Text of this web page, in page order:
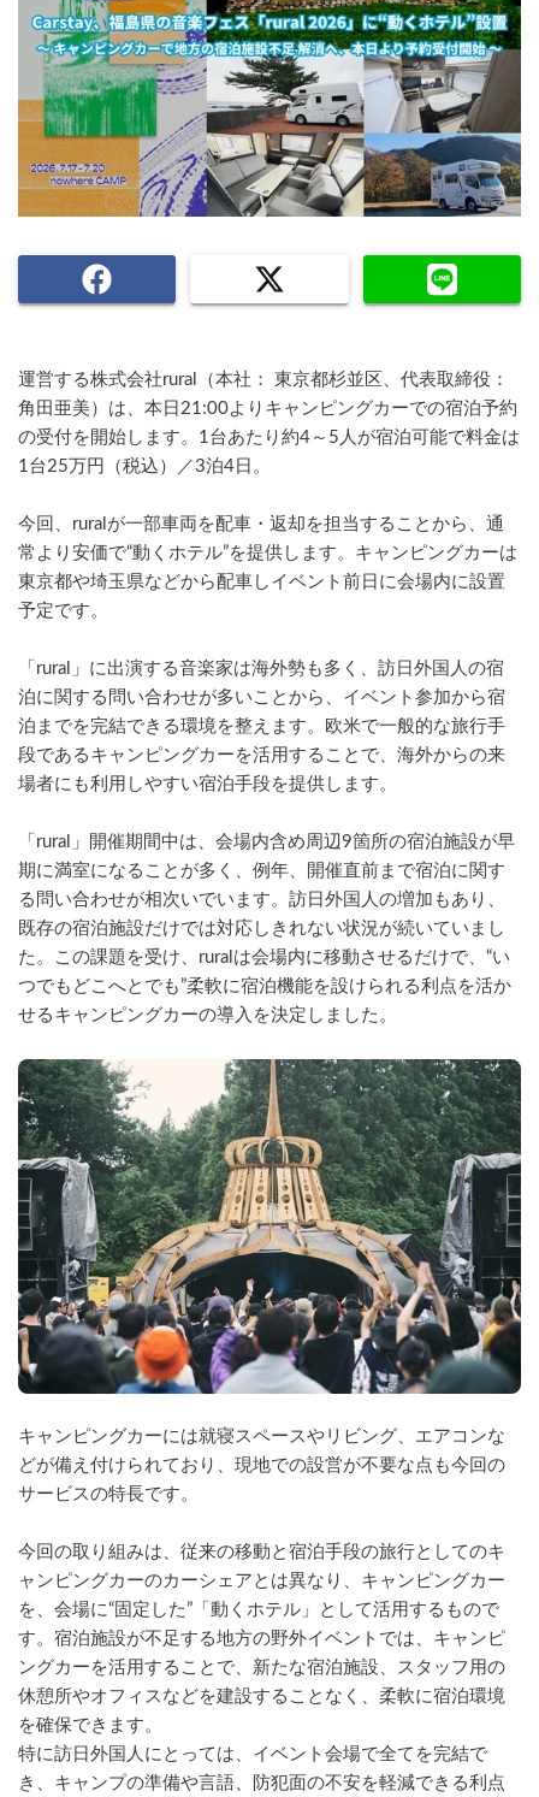
運営する株式会社rural（本社： 東京都杉並区、代表取締役：
角田亜美）は、本日21:00よりキャンピングカーでの宿泊予約
の受付を開始します。1台あたり約4～5人が宿泊可能で料金は
1台25万円（税込）／3泊4日。
今回、ruralが一部車両を配車・返却を担当することから、通
常より安価で“動くホテル”を提供します。キャンピングカーは
東京都や埼玉県などから配車しイベント前日に会場内に設置
予定です。
「rural」に出演する音楽家は海外勢も多く、訪日外国人の宿
泊に関する問い合わせが多いことから、イベント参加から宿
泊までを完結できる環境を整えます。欧米で一般的な旅行手
段であるキャンピングカーを活用することで、海外からの来
場者にも利用しやすい宿泊手段を提供します。
「rural」開催期間中は、会場内含め周辺9箇所の宿泊施設が早
期に満室になることが多く、例年、開催直前まで宿泊に関す
る問い合わせが相次いでいます。訪日外国人の増加もあり、
既存の宿泊施設だけでは対応しきれない状況が続いていまし
た。この課題を受け、ruralは会場内に移動させるだけで、“い
つでもどこへとでも”柔軟に宿泊機能を設けられる利点を活か
せるキャンピングカーの導入を決定しました。
キャンピングカーには就寝スペースやリビング、エアコンな
どが備え付けられており、現地での設営が不要な点も今回の
サービスの特長です。
今回の取り組みは、従来の移動と宿泊手段の旅行としてのキ
ャンピングカーのカーシェアとは異なり、キャンピングカー
を、会場に“固定した”「動くホテル」として活用するもので
す。宿泊施設が不足する地方の野外イベントでは、キャンピ
ングカーを活用することで、新たな宿泊施設、スタッフ用の
休憩所やオフィスなどを建設することなく、柔軟に宿泊環境
を確保できます。
特に訪日外国人にとっては、イベント会場で全てを完結で
き、キャンプの準備や言語、防犯面の不安を軽減できる利点